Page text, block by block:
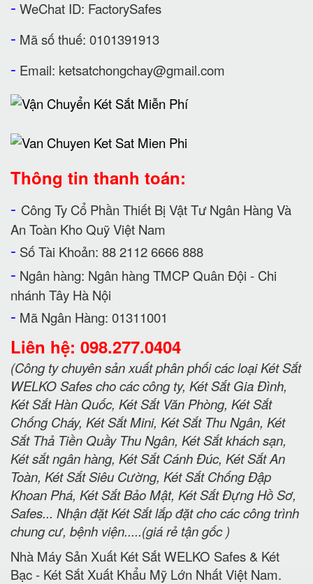
- WeChat ID: FactorySafes
- Mã số thuế: 0101391913
- Email: ketsatchongchay@gmail.com
Thông tin thanh toán:
- Công Ty Cổ Phần Thiết Bị Vật Tư Ngân Hàng Và
An Toàn Kho Quỹ Việt Nam
- Số Tài Khoản: 88 2112 6666 888
- Ngân hàng: Ngân hàng TMCP Quân Đội - Chi
nhánh Tây Hà Nội
- Mã Ngân Hàng: 01311001
Liên hệ: 098.277.0404
(Công ty chuyên sản xuất phân phối các loại Két Sắt
WELKO Safes cho các công ty, Két Sắt Gia Đình,
Két Sắt Hàn Quốc, Két Sắt Văn Phòng, Két Sắt
Chống Cháy, Két Sắt Mini, Két Sắt Thu Ngân, Két
Sắt Thả Tiền Quầy Thu Ngân, Két Sắt khách sạn,
Két sắt ngân hàng, Két Sắt Cánh Đúc, Két Sắt An
Toàn, Két Sắt Siêu Cường, Két Sắt Chống Đập
Khoan Phá, Két Sắt Bảo Mật, Két Sắt Đựng Hồ Sơ,
Safes... Nhận đặt Két Sắt lắp đặt cho các công trình
chung cư, bệnh viện.....(giá rẻ tận gốc )
Nhà Máy Sản Xuất Két Sắt WELKO Safes & Két
Bạc - Két Sắt Xuất Khẩu Mỹ Lớn Nhất Việt Nam.